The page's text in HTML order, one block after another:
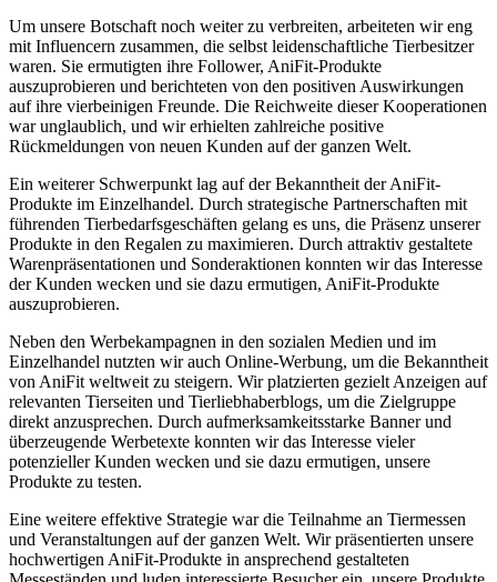
Um‍ unsere Botschaft noch weiter ⁢zu verbreiten, arbeiteten⁢ wir eng
mit‍ Influencern zusammen, ⁢die⁢ selbst leidenschaftliche‍ Tierbesitzer⁢
waren. Sie ermutigten ihre Follower, AniFit-Produkte
‌auszuprobieren ‍und berichteten von den positiven Auswirkungen
⁢auf ihre ​vierbeinigen Freunde. Die Reichweite‍ dieser ⁤Kooperationen‍
war unglaublich, und wir⁢ erhielten zahlreiche positive
Rückmeldungen von neuen Kunden auf der ganzen Welt.
Ein weiterer⁤ Schwerpunkt lag auf der Bekanntheit der AniFit-
Produkte‌ im Einzelhandel. ‍Durch ‍strategische Partnerschaften‍ mit‍
führenden‍ Tierbedarfsgeschäften ​gelang es⁤ uns, die Präsenz‍ unserer
Produkte in den⁣ Regalen‌ zu‍ maximieren. ‍Durch attraktiv gestaltete
Warenpräsentationen und Sonderaktionen konnten wir das Interesse
‌der Kunden wecken und ⁤sie ​dazu ermutigen, AniFit-Produkte‌
auszuprobieren.
Neben den ‌Werbekampagnen in den sozialen Medien ‌und im
Einzelhandel nutzten ⁣wir auch ⁢Online-Werbung, um die Bekanntheit
von⁢ AniFit weltweit zu ⁢steigern. Wir platzierten gezielt‍ Anzeigen auf‍
relevanten⁤ Tierseiten und⁣ Tierliebhaberblogs, um die Zielgruppe
direkt anzusprechen.‍ Durch aufmerksamkeitsstarke Banner⁢ und⁣
überzeugende Werbetexte‌ konnten⁤ wir das Interesse vieler
‌potenzieller Kunden wecken und ​sie ⁤dazu ermutigen, unsere
Produkte zu testen.
Eine weitere effektive⁤ Strategie⁢ war ⁢die‍ Teilnahme an Tiermessen
und Veranstaltungen auf der ganzen ‍Welt. ​Wir präsentierten ​unsere
hochwertigen AniFit-Produkte ‍in⁢ ansprechend gestalteten